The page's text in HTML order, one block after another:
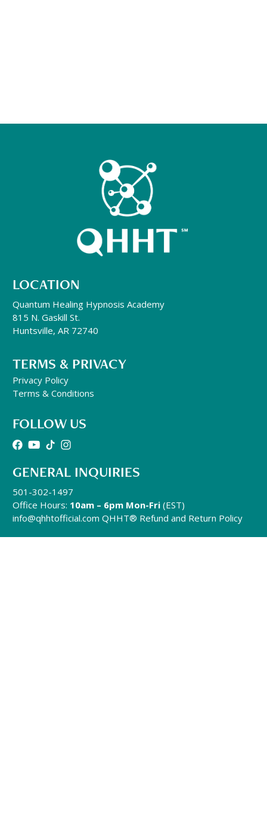
LOCATION
Quantum Healing Hypnosis Academy
815 N. Gaskill St.
Huntsville, AR 72740
TERMS & PRIVACY
Privacy Policy
Terms & Conditions
FOLLOW US
GENERAL INQUIRIES
501-302-1497
Office Hours: 10am – 6pm Mon-Fri (EST)
info@qhhtofficial.com QHHT® Refund and Return Policy